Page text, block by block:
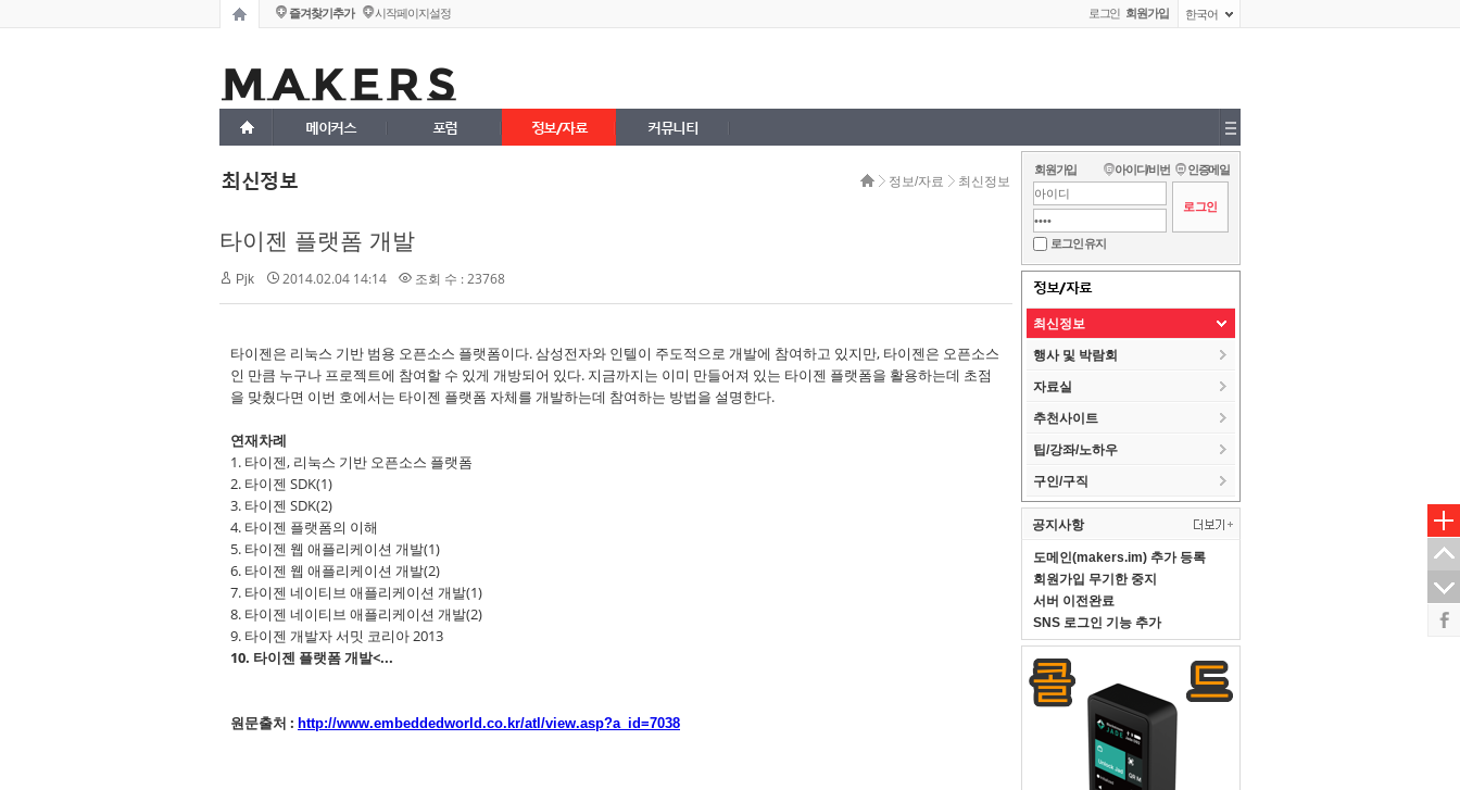
즐겨찾기추가 시작페이지설정 로그인 회원가입 한국어
메이커스 포럼 정보/자료 커뮤니티
최신정보 정보/자료 최신정보
타이젠 플랫폼 개발
Pjk 2014.02.04 14:14 조회 수 : 23768
타이젠은 리눅스 기반 범용 오픈소스 플랫폼이다. 삼성전자와 인텔이 주도적으로 개발에 참여하고 있지만, 타이젠은 오픈소스
인 만큼 누구나 프로젝트에 참여할 수 있게 개방되어 있다. 지금까지는 이미 만들어져 있는 타이젠 플랫폼을 활용하는데 초점
을 맞췄다면 이번 호에서는 타이젠 플랫폼 자체를 개발하는데 참여하는 방법을 설명한다.
연재차례
1. 타이젠, 리눅스 기반 오픈소스 플랫폼
2. 타이젠 SDK(1)
3. 타이젠 SDK(2)
4. 타이젠 플랫폼의 이해
5. 타이젠 웹 애플리케이션 개발(1)
6. 타이젠 웹 애플리케이션 개발(2)
7. 타이젠 네이티브 애플리케이션 개발(1)
8. 타이젠 네이티브 애플리케이션 개발(2)
9. 타이젠 개발자 서밋 코리아 2013
10. 타이젠 플랫폼 개발<...
원문출처 : http://www.embeddedworld.co.kr/atl/view.asp?a_id=7038
회원가입 아이디/비번 인증메일
로그인 유지
정보/자료
최신정보
행사 및 박람회
자료실
추천사이트
팁/강좌/노하우
구인/구직
공지사항
도메인(makers.im) 추가 등록
회원가입 무기한 중지
서버 이전완료
SNS 로그인 기능 추가